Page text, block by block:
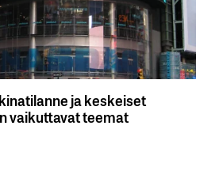
ja keskeiset
vaikuttavat teemat